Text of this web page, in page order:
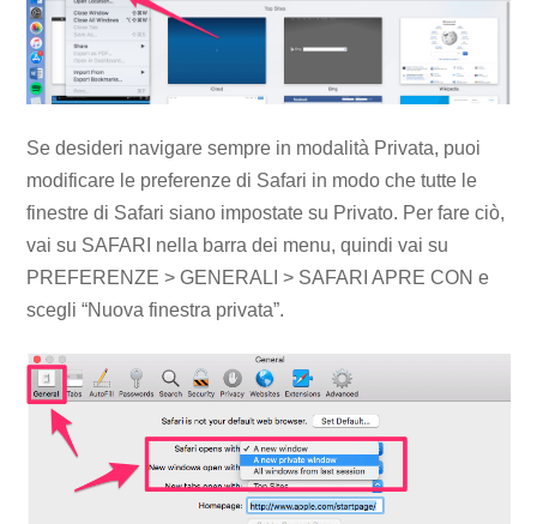
Se desideri navigare sempre in modalità Privata, puoi
modificare le preferenze di Safari in modo che tutte le
finestre di Safari siano impostate su Privato. Per fare ciò,
vai su SAFARI nella barra dei menu, quindi vai su
PREFERENZE > GENERALI > SAFARI APRE CON e
scegli “Nuova finestra privata”.